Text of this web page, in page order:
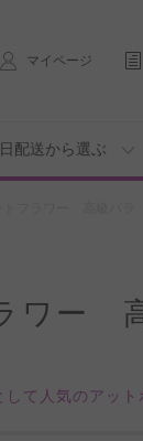
マイページ
配送から選ぶ
ワー
て人気のアッ